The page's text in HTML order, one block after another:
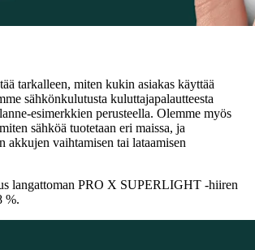
tarkalleen, miten kukin asiakas käyttää
sähkönkulutusta kuluttajapalautteesta
esimerkkien perusteella. Olemme myös
sähköä tuotetaan eri maissa, ja
akkujen vaihtamisen tai lataamisen
langattoman PRO X SUPERLIGHT -hiiren
%.